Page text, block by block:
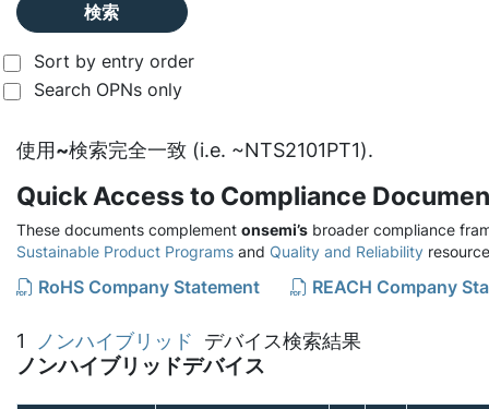
検索
Sort by entry order
Search OPNs only
使用~検索完全一致 (i.e. ~NTS2101PT1).
Quick Access to Compliance
These documents complement onsemi’s broader compliance
Sustainable Product Programs and Quality and Reliability
RoHS Company Statement REACH Company
1 ノンハイブリッド デバイス検索結果
ノンハイブリッドデバイス